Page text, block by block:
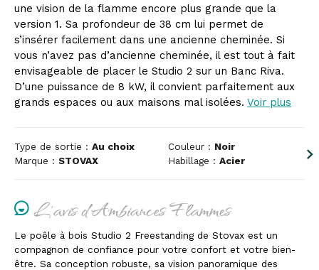
une vision de la flamme encore plus grande que la
version 1. Sa profondeur de 38 cm lui permet de
s’insérer facilement dans une ancienne cheminée. Si
vous n’avez pas d’ancienne cheminée, il est tout à fait
envisageable de placer le Studio 2 sur un Banc Riva.
D’une puissance de 8 kW, il convient parfaitement aux
grands espaces ou aux maisons mal isolées. Voir plus
Type de sortie : Au choix
Marque : STOVAX
Couleur : Noir
Habillage : Acier
L'avis d'Ambiances Flammes
Le poêle à bois Studio 2 Freestanding de Stovax est un
compagnon de confiance pour votre confort et votre bien-
être. Sa conception robuste, sa vision panoramique des